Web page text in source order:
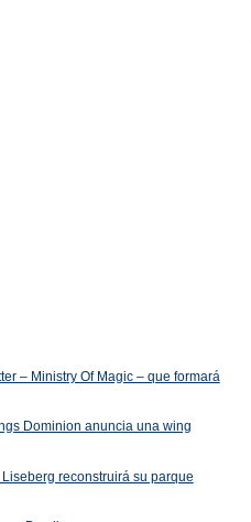
– Ministry Of Magic – que formará
Dominion anuncia una wing
reconstruirá su parque